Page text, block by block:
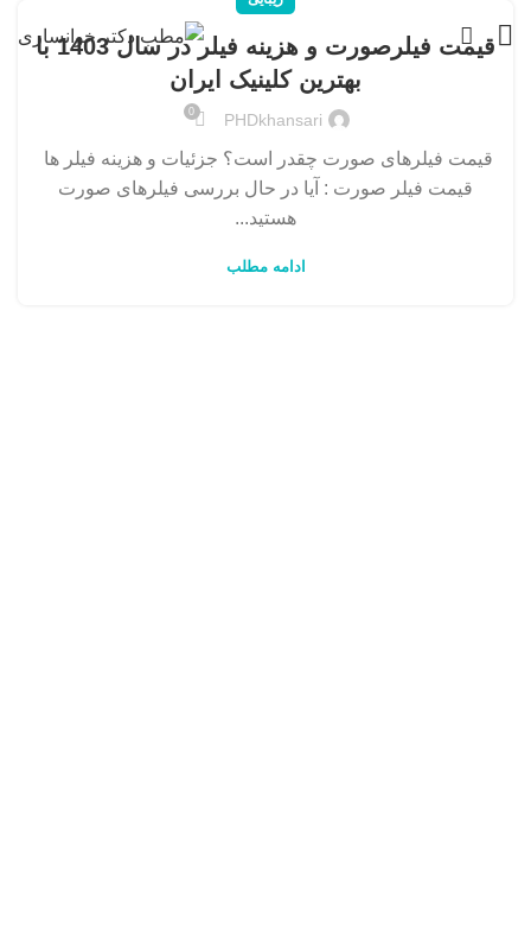
قیمت فیلرصورت و هزینه فیلر در سال 1403 با
بهترین کلینیک ایران
PHDkhansari
0
قیمت فیلرهای صورت چقدر است؟ جزئیات و هزینه فیلر ها
قیمت فیلر صورت : آیا در حال بررسی فیلرهای صورت
هستید...
ادامه مطلب